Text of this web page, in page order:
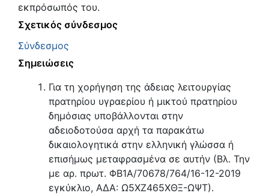
εκπρόσωπός του.
Σχετικός σύνδεσμος
Σύνδεσμος
Σημειώσεις
Για τη χορήγηση της άδειας λειτουργίας
πρατηρίου υγραερίου ή μικτού πρατηρίου
δημόσιας υποβάλλονται στην
αδειοδοτούσα αρχή τα παρακάτω
δικαιολογητικά στην ελληνική γλώσσα ή
επισήμως μεταφρασμένα σε αυτήν (Βλ. Την
με αρ. πρωτ. ΦΒ1Α/70678/764/16-12-2019
εγκύκλιο, ΑΔΑ: Ω5ΧΖ465ΧΘΞ-ΩΨΤ).